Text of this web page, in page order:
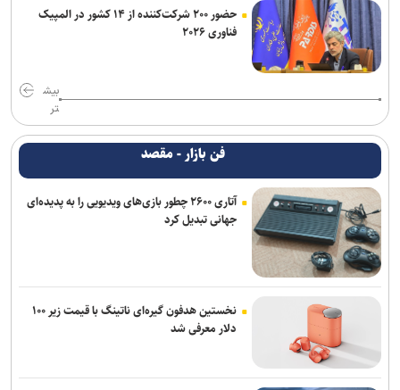
حضور ۲۰۰ شرکت‌کننده از ۱۴ کشور در المپیک
فناوری ۲۰۲۶
بیش
تر
فن بازار - مقصد
آتاری ۲۶۰۰ چطور بازی‌های ویدیویی را به پدیده‌ای
جهانی تبدیل کرد
نخستین هدفون گیره‌ای ناتینگ با قیمت زیر ۱۰۰
دلار معرفی شد